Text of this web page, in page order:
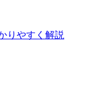
りやすく解説